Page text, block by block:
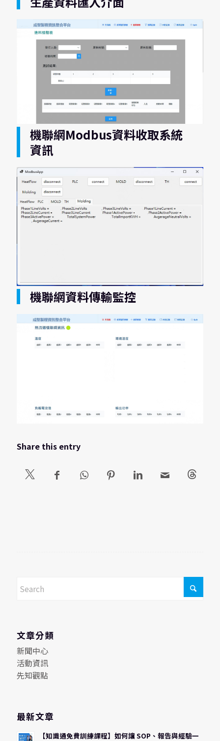
機聯網Modbus資料收取系統
資訊
機聯網資料傳輸監控
Share this entry
文章分類
新聞中心
活動資訊
先知觀點
最新文章
【知識通免費訓練課程】如何讓 SOP、報告與經驗一